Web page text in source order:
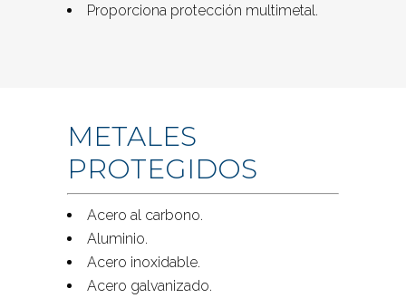
Proporciona protección multimetal.
METALES
PROTEGIDOS
Acero al carbono.
Aluminio.
Acero inoxidable.
Acero galvanizado.